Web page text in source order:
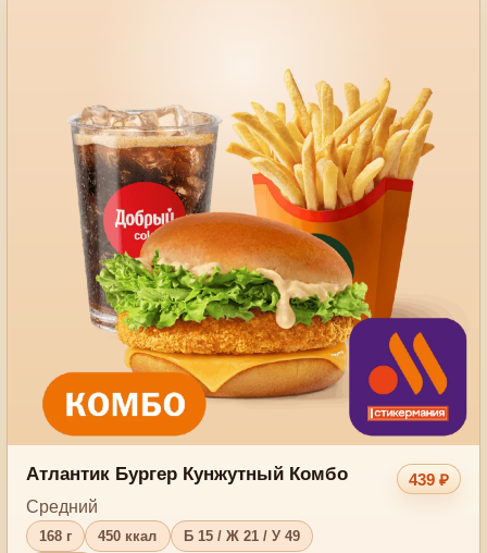
Атлантик Бургер Кунжутный Комбо
439 ₽
Средний
168 г 450 ккал
Б 15 / Ж 21 / У 49